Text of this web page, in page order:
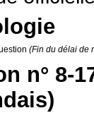
(Fin du délai de
n° 8-